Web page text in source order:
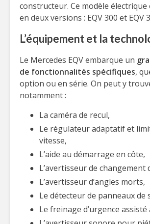
constructeur. Ce modèle
en deux versions : EQV 300 et EQV
L’équipement et la
Le Mercedes EQV embarque un
de fonctionnalités spécifiques,
option ou en série. On peut y
notamment :
La caméra de recul,
Le régulateur adaptatif et
vitesse,
L’aide au démarrage en côte,
L’avertisseur de changement
L’avertisseur d’angles morts,
Le détecteur de panneaux de
Le freinage d’urgence assisté